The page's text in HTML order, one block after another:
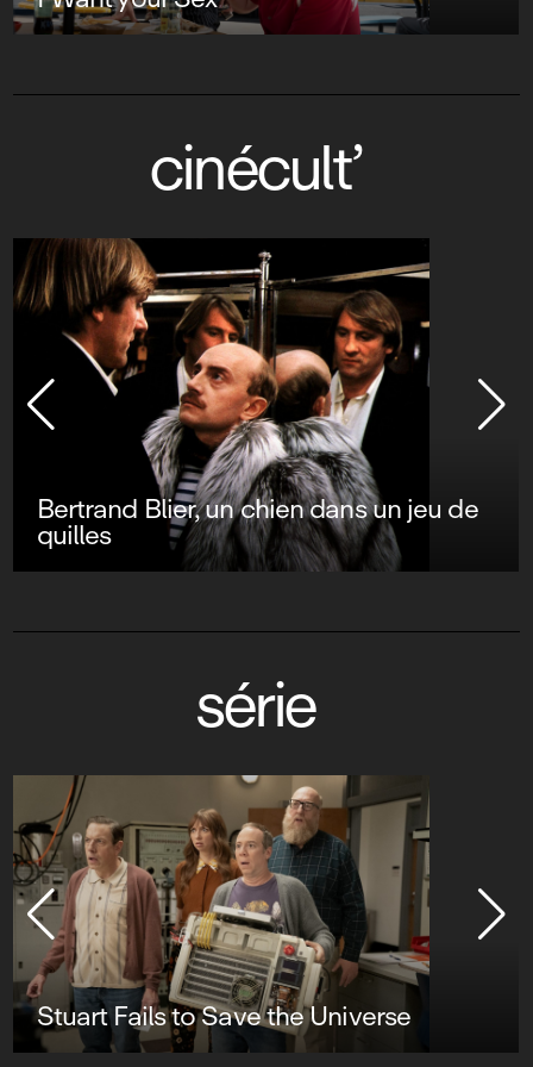
cinécult’
Bertrand Blier, un chien dans un jeu de
quilles
série
Stuart Fails to Save the Universe